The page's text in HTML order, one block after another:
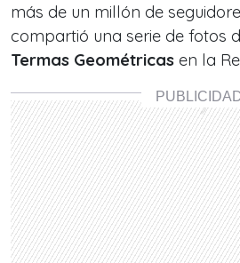
más de un millón de
compartió una serie de fotos
Termas Geométricas en la